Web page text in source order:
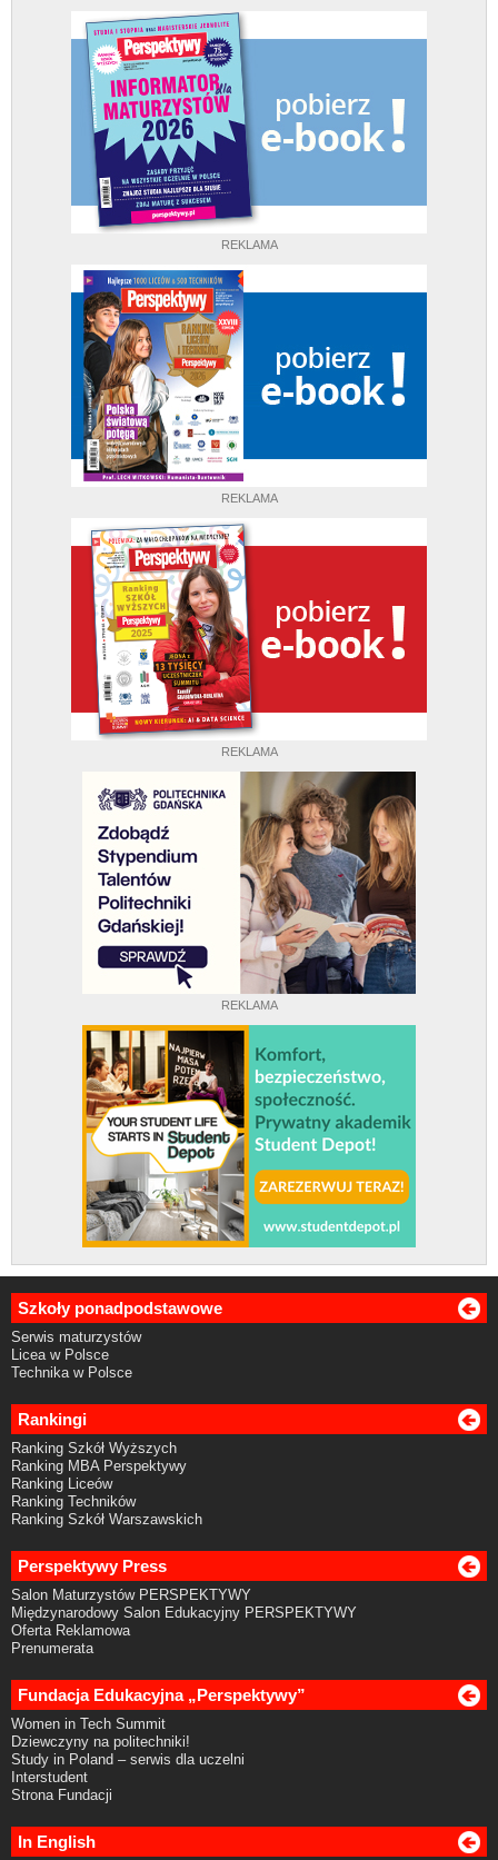
REKLAMA
REKLAMA
REKLAMA
REKLAMA
Szkoły ponadpodstawowe
Serwis maturzystów
Licea w Polsce
Technika w Polsce
Rankingi
Ranking Szkół Wyższych
Ranking MBA Perspektywy
Ranking Liceów
Ranking Techników
Ranking Szkół Warszawskich
Perspektywy Press
Salon Maturzystów PERSPEKTYWY
Międzynarodowy Salon Edukacyjny PERSPEKTYWY
Oferta Reklamowa
Prenumerata
Fundacja Edukacyjna „Perspektywy”
Women in Tech Summit
Dziewczyny na politechniki!
Study in Poland – serwis dla uczelni
Interstudent
Strona Fundacji
In English